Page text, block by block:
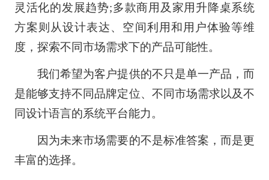
灵活化的发展趋势;多款商用及家用升降桌系统
方案则从设计表达、空间利用和用户体验等维
度，探索不同市场需求下的产品可能性。
我们希望为客户提供的不只是单一产品，而
是能够支持不同品牌定位、不同市场需求以及不
同设计语言的系统平台能力。
因为未来市场需要的不是标准答案，而是更
丰富的选择。